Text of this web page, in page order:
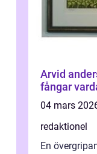
Arvid andersson
fångar
04 mars
redaktionel
En